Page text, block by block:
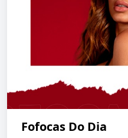
Fofocas Do Dia